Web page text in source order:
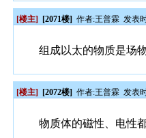
[楼主] [2071楼] 作者:王普霖 发表
组成以太的物质是场
[楼主] [2072楼] 作者:王普霖 发表
物质体的磁性、电性